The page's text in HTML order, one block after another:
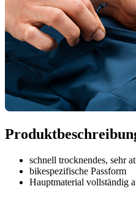
schnell trocknendes, sehr
bikespezifische Passform
Hauptmaterial vollständig